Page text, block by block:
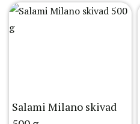
Salami Milano skivad